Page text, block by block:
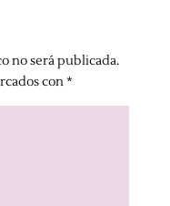
no será publicada.
con*